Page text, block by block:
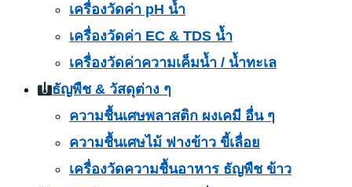
เครื่องวัดค่า pH น้ำ
เครื่องวัดค่า EC & TDS น้ำ
เครื่องวัดค่าความเค็มน้ำ / น้ำทะเล
ธัญพืช & วัสดุต่าง ๆ
ความชื้นเศษพลาสติก ผงเคมี อื่น ๆ
ความชื้นเศษไม้ ฟางข้าว ขี้เลื่อย
เครื่องวัดความชื้นอาหาร ธัญพืช ข้าว